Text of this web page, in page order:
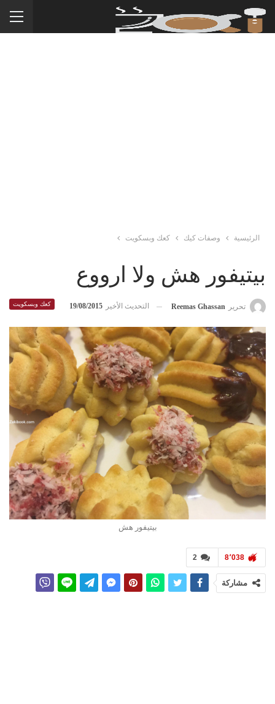
الرئيسية وصفات كيك كعك وبسكويت
بيتيفور هش ولا ارووع
كعك وبسكويت تحرير Reemas Ghassan التحديث الأخير 19/08/2015
بيتيفور هش
2 8٬038
مشاركة